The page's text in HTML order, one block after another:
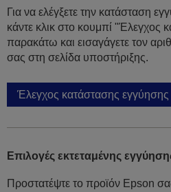
Για να ελέγξετε την κατάσταση
κάντε κλικ στο κουμπί "Έλεγχος
παρακάτω και εισαγάγετε τον
σας στη σελίδα υποστήριξης.
Έλεγχος κατάστασης εγγύησης
Επιλογές εκτεταμένης
Προστατέψτε το προϊόν Epson